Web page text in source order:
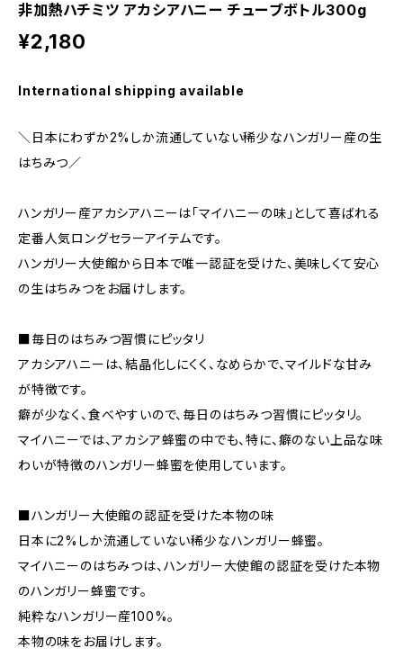
非加熱ハチミツ アカシアハニー チューブボトル300g
¥2,180
International shipping available
＼日本にわずか2%しか流通していない稀少なハンガリー産の生
はちみつ／
ハンガリー産アカシアハニーは「マイハニーの味」として喜ばれる
定番人気ロングセラーアイテムです。
ハンガリー大使館から日本で唯一認証を受けた、美味しくて安心
の生はちみつをお届けします。
■毎日のはちみつ習慣にピッタリ
アカシアハニーは、結晶化しにくく、なめらかで、マイルドな甘み
が特徴です。
癖が少なく、食べやすいので、毎日のはちみつ習慣にピッタリ。
マイハニーでは、アカシア蜂蜜の中でも、特に、癖のない上品な味
わいが特徴のハンガリー蜂蜜を使用しています。
■ハンガリー大使館の認証を受けた本物の味
日本に2%しか流通していない稀少なハンガリー蜂蜜。
マイハニーのはちみつは、ハンガリー大使館の認証を受けた本物
のハンガリー蜂蜜です。
純粋なハンガリー産100%。
本物の味をお届けします。